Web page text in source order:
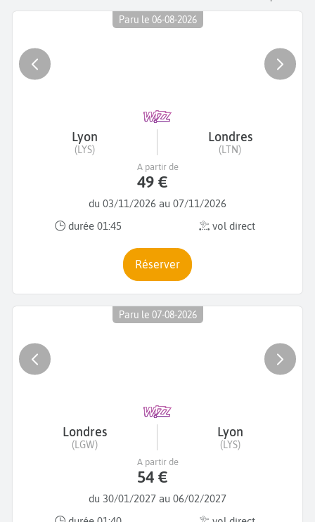
Paru le 06-08-2026
Lyon
(LYS)
Londres
(LTN)
du 03/11/2026 au 07/11/2026
durée 01:45
vol direct
A partir de
49 €
Réserver
Paru le 07-08-2026
Londres
(LGW)
Lyon
(LYS)
du 30/01/2027 au 06/02/2027
A partir de
54 €